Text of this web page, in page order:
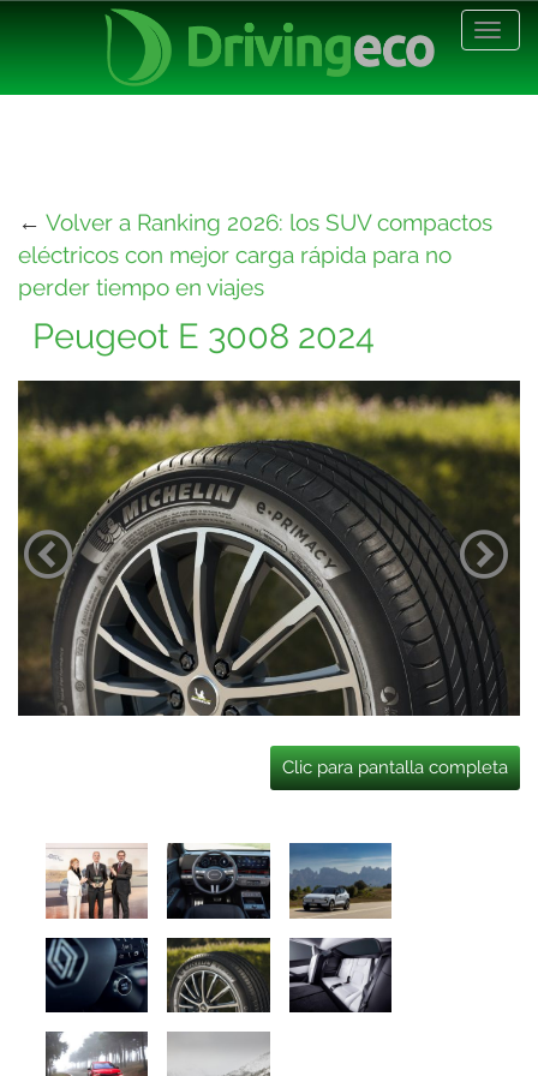
← Volver a Ranking 2026: los SUV compactos
eléctricos con mejor carga rápida para no
perder tiempo en viajes
Peugeot E 3008 2024
Clic para pantalla completa